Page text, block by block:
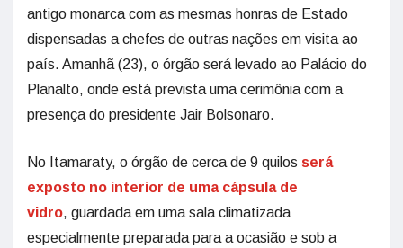
antigo monarca com as mesmas honras de Estado
dispensadas a chefes de outras nações em visita ao
país. Amanhã (23), o órgão será levado ao Palácio do
Planalto, onde está prevista uma cerimônia com a
presença do presidente Jair Bolsonaro.
No Itamaraty, o órgão de cerca de 9 quilos será
exposto no interior de uma cápsula de
vidro, guardada em uma sala climatizada
especialmente preparada para a ocasião e sob a